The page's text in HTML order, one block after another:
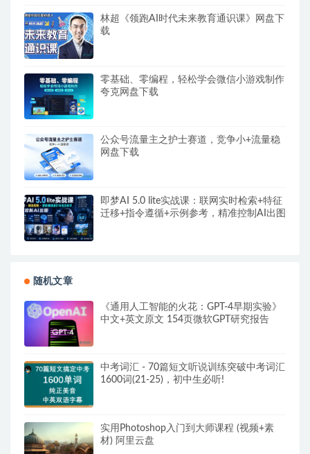
林超《领跑AI时代未来教育通识课》网盘下
载
零基础、零编程，轻松学会微信小游戏制作
夸克网盘下载
公众号流量主之护士赛道，竞争小+流量稳
网盘下载
即梦AI 5.0 lite实战课：联网实时检索+特征
迁移+指令遵循+示例参考，精准控制AI出图
随机文章
《通用人工智能的火花：GPT-4早期实验》
中文+英文原文 154页微软GPT研究报告
中考词汇 - 70篇短文听说训练突破中考词汇
1600词(21-25)，初中生必听!
实用Photoshop入门到大师课程 (视频+素
材) 阿里云盘